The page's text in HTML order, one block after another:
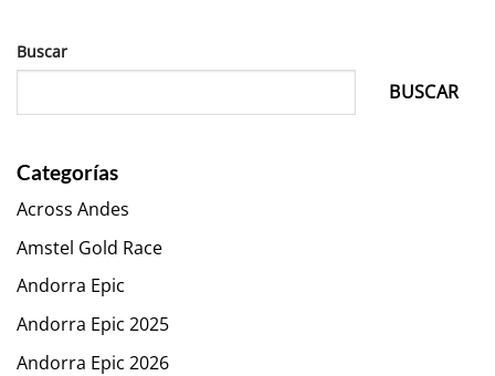
Buscar
BUSCAR
Categorías
Across Andes
Amstel Gold Race
Andorra Epic
Andorra Epic 2025
Andorra Epic 2026